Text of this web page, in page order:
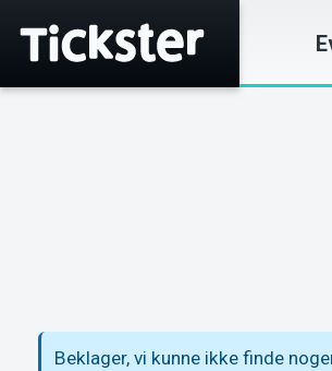
Beklager, vi kunne ikke finde